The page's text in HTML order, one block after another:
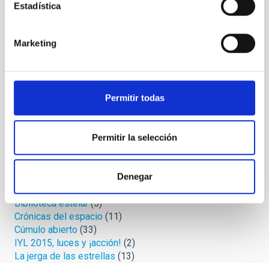
Estadística
Marketing
Permitir todas
Permitir la selección
Denegar
Entradas recientes
Trío de eclipses 2026-2028: Una oportunidad histórica
para la educación y la divulgación de la Astronomía
El proyecto NATE en Palencia: un evento multicultural
Los puntos calientes del eclipse en Palencia
Categorías
Astromanía(42)
Biblioteca estelar(5)
Crónicas del espacio (11)
Cúmulo abierto (33)
IYL 2015, luces y ¡acción! (2)
La jerga de las estrellas (13)